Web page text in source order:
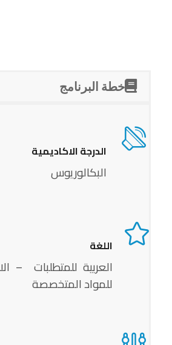
خطة البرنامج
الدرجة الاكاديمية
البكالوريوس
اللغة
العربية للمتطلبات –
للمواد المتخصصة